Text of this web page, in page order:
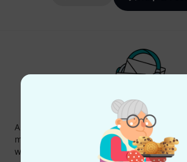
Thomann
Abonneer u op de Thomann-nieuwsbrief
met een beetje geluk kunt u een van50
waarde van
per stuk winnen!